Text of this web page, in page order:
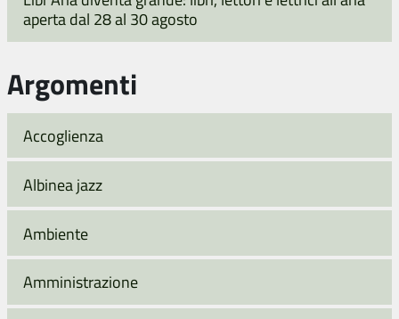
aperta dal 28 al 30 agosto
Argomenti
Accoglienza
Albinea jazz
Ambiente
Amministrazione